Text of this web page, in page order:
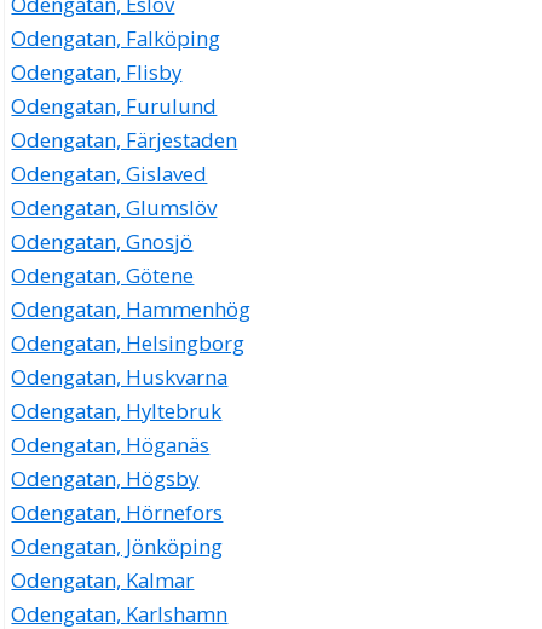
Odengatan, Falköping
Odengatan, Flisby
Odengatan, Furulund
Odengatan, Färjestaden
Odengatan, Gislaved
Odengatan, Glumslöv
Odengatan, Gnosjö
Odengatan, Götene
Odengatan, Hammenhög
Odengatan, Helsingborg
Odengatan, Huskvarna
Odengatan, Hyltebruk
Odengatan, Höganäs
Odengatan, Högsby
Odengatan, Hörnefors
Odengatan, Jönköping
Odengatan, Kalmar
Odengatan, Karlshamn